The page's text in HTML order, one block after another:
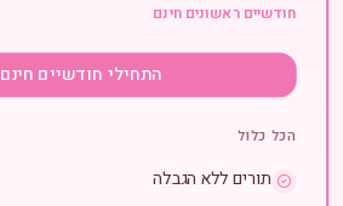
חודשיים ראשונים חינם
התחילי חודשיים חינם
הכל כלול
תורים ללא הגבלה